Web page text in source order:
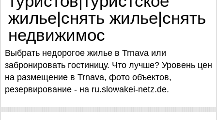
жилье|снять жилье|снять
недвижимос
Выбрать недорогое жилье в Trnava или
забронировать гостиницу. Что лучше? Уровень цен
на размещение в Trnava, фото объектов,
резервирование - на ru.slowakei-netz.de.